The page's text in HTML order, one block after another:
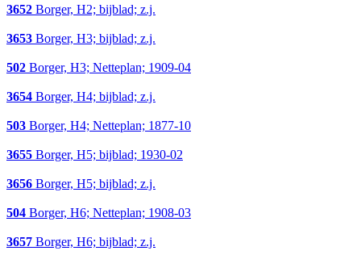
3652 Borger, H2; bijblad; z.j.
3653 Borger, H3; bijblad; z.j.
502 Borger, H3; Netteplan; 1909-04
3654 Borger, H4; bijblad; z.j.
503 Borger, H4; Netteplan; 1877-10
3655 Borger, H5; bijblad; 1930-02
3656 Borger, H5; bijblad; z.j.
504 Borger, H6; Netteplan; 1908-03
3657 Borger, H6; bijblad; z.j.